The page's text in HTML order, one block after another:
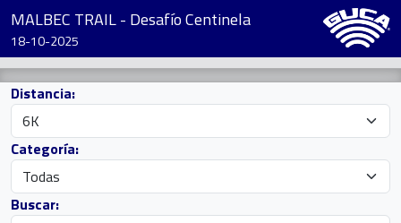
MALBEC TRAIL - Desafío Centinela
18-10-2025
Distancia:
Categoría:
Buscar: